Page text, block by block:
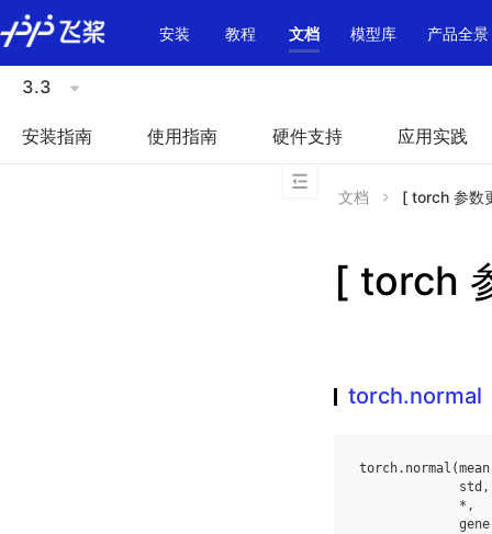
\u200E
安装
教程 文档 模型库 产品全景
3.3
安装指南 使用指南 硬件支持 应用实践
文档 [ torch 参数
[ torch
torch.normal
torch. normal (mean
std ,
* ,